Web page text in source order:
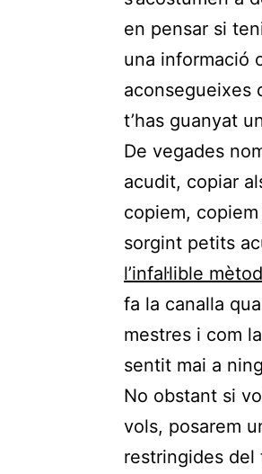
en pensar si
una informació
aconsegueixes
t’has guanyat
De vegades
acudit, copiar
copiem,
sorgint petits
l’infal·lible
fa la canalla
mestres i com
sentit mai a
No obstant si
vols, posarem
restringides del